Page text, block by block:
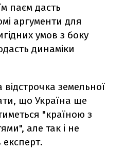
паєм дасть
аргументи для
умов з боку
динаміки
земельної
що Україна ще
"країною з
але так і не
експерт.